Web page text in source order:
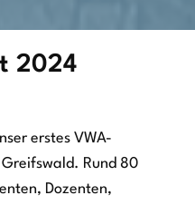
2024
erstes VWA-
Rund 80
Dozenten,